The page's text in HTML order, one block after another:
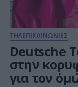
ΤΗΛΕΠΙΚΟΙΝΩΝΙΕΣ
Deutsche
στην
για τον